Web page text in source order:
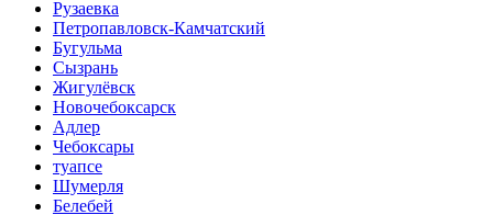
Рузаевка
Петропавловск-Камчатский
Бугульма
Сызрань
Жигулёвск
Новочебоксарск
Адлер
Чебоксары
туапсе
Шумерля
Белебей